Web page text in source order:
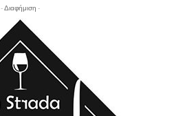
- Διαφήμιση -